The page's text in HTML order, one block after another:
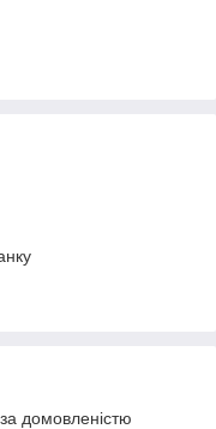
домовленістю